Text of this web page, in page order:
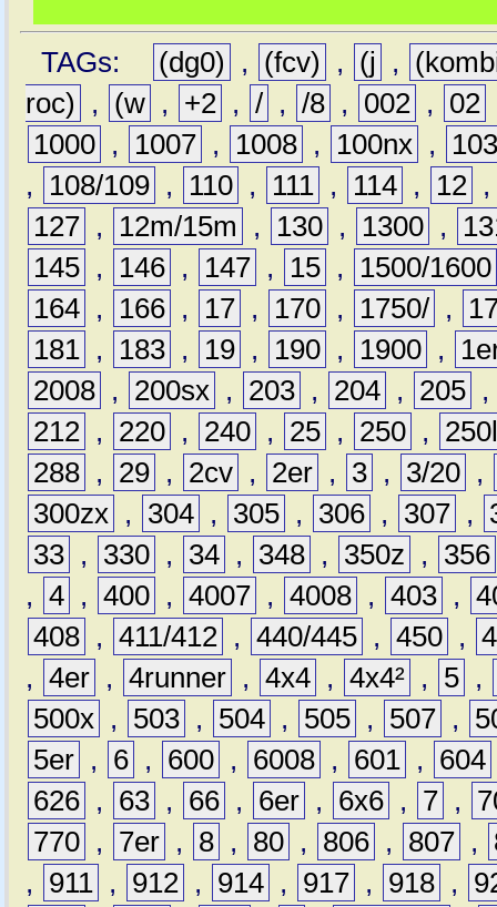
TAGs: (dg0) , (fcv) , (j ,
roc)
, (w , +2 , / , /8 , 002 , 02
1000 , 1007 , 1008 , 100nx ,
,
108/109 , 110 , 111 , 114 , 12
127 , 12m/15m , 130 , 1300 ,
145 , 146 , 147 , 15 ,
1500/1600
164 , 166 , 17 , 170 , 1750/ ,
181 , 183 , 19 , 190 , 1900 ,
2008 , 200sx , 203 , 204 , 205 ,
212 , 220 , 240 , 25 , 250 ,
288 , 29 , 2cv , 2er , 3 , 3/20 ,
300zx , 304 , 305 , 306 , 307 ,
33 , 330 , 34 , 348 , 350z ,
356
, 4 , 400 , 4007 , 4008 , 403 ,
408 , 411/412 , 440/445 , 450 ,
, 4er , 4runner , 4x4 , 4x4² , 5 ,
500x , 503 , 504 , 505 , 507 ,
5er , 6 , 600 , 6008 , 601 , 604
626 , 63 , 66 , 6er , 6x6 , 7 ,
770 , 7er , 8 , 80 , 806 , 807 ,
,
911 , 912 , 914 , 917 , 918 ,